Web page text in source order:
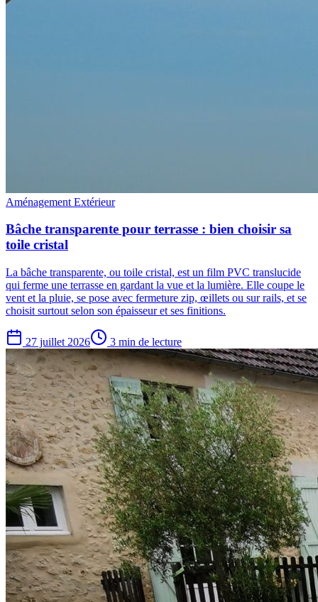
Aménagement Extérieur
Bâche transparente pour terrasse : bien choisir sa
toile cristal
La bâche transparente, ou toile cristal, est un film PVC translucide
qui ferme une terrasse en gardant la vue et la lumière. Elle coupe le
vent et la pluie, se pose avec fermeture zip, œillets ou sur rails, et se
choisit surtout selon son épaisseur et ses finitions.
27 juillet 2026 3 min de lecture